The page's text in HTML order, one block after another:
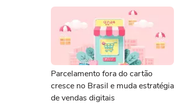
Parcelamento fora do cartão
cresce no Brasil e muda estratégia
de vendas digitais